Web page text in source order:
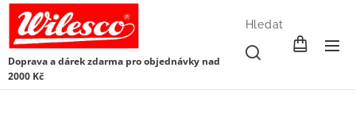
Doprava a dárek zdarma pro objednávky nad
2000 Kč
Hledat